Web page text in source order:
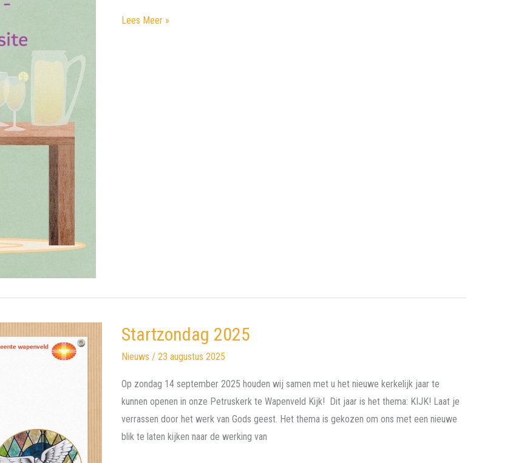
Verjaardagsvisite
Lees Meer »
Startzondag 2025
Nieuws / 23 augustus 2025
Op zondag 14 september 2025 houden wij samen met u het nieuwe kerkelijk jaar te
kunnen openen in onze Petruskerk te Wapenveld Kijk! Dit jaar is het thema: KIJK! Laat je
verrassen door het werk van Gods geest. Het thema is gekozen om ons met een nieuwe
blik te laten kijken naar de werking van